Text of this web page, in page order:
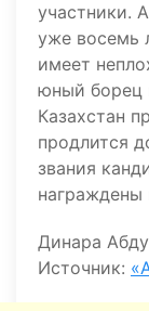
участники.
уже восемь
имеет
юный борец
Казахстан
продлится
звания
Динара
Источник: